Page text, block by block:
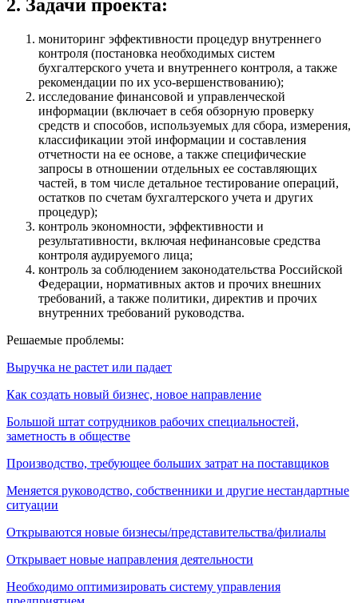
2. Задачи проекта:
мониторинг эффективности процедур внутреннего
контроля (постановка необходимых систем
бухгалтерского учета и внутреннего контроля, а также
рекомендации по их усо-вершенствованию);
исследование финансовой и управленческой
информации (включает в себя обзорную проверку
средств и способов, используемых для сбора, измерения,
классификации этой информации и составления
отчетности на ее основе, а также специфические
запросы в отношении отдельных ее составляющих
частей, в том числе детальное тестирование операций,
остатков по счетам бухгалтерского учета и других
процедур);
контроль экономности, эффективности и
результативности, включая нефинансовые средства
контроля аудируемого лица;
контроль за соблюдением законодательства Российской
Федерации, нормативных актов и прочих внешних
требований, а также политики, директив и прочих
внутренних требований руководства.
Решаемые проблемы:
Выручка не растет или падает
Как создать новый бизнес, новое направление
Большой штат сотрудников рабочих специальностей,
заметность в обществе
Производство, требующее больших затрат на поставщиков
Меняется руководство, собственники и другие нестандартные
ситуации
Открываются новые бизнесы/представительства/филиалы
Открывает новые направления деятельности
Необходимо оптимизировать систему управления